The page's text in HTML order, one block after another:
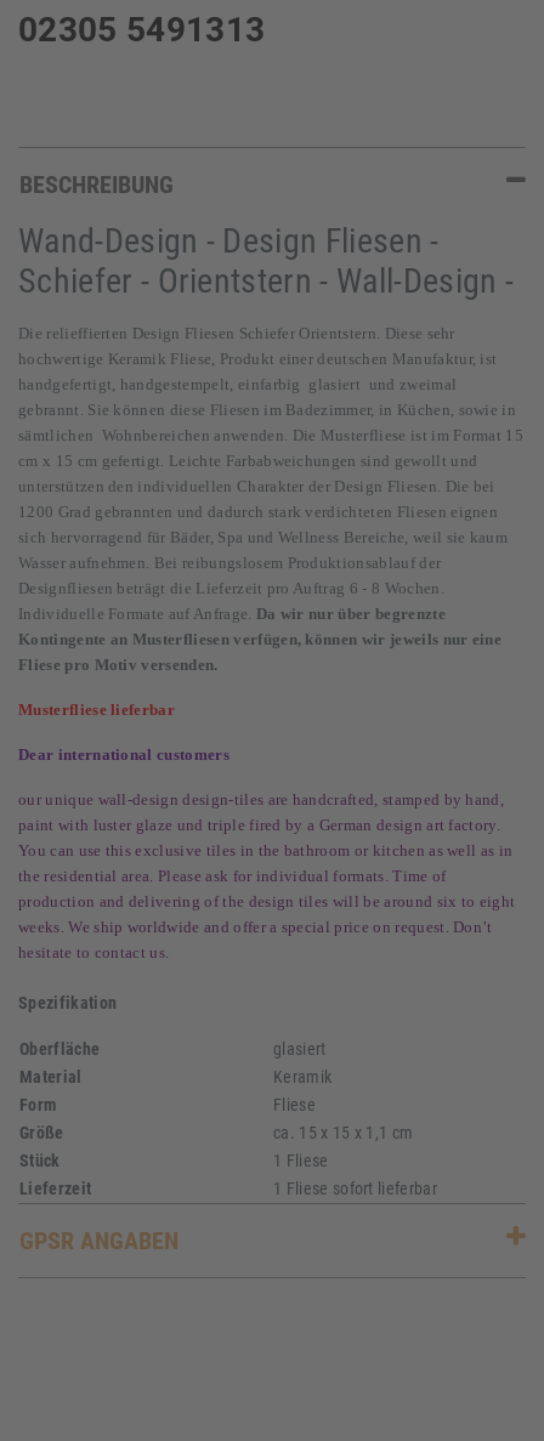
02305 5491313
BESCHREIBUNG
Wand-Design - Design Fliesen -
Schiefer - Orientstern - Wall-Design -
Die relieffierten Design Fliesen Schiefer Orientstern. Diese sehr
hochwertige Keramik Fliese, Produkt einer deutschen Manufaktur, ist
handgefertigt, handgestempelt, einfarbig glasiert und zweimal
gebrannt. Sie können diese Fliesen im Badezimmer, in Küchen, sowie in
sämtlichen Wohnbereichen anwenden. Die Musterfliese ist im Format 15
cm x 15 cm gefertigt. Leichte Farbabweichungen sind gewollt und
unterstützen den individuellen Charakter der Design Fliesen. Die bei
1200 Grad gebrannten und dadurch stark verdichteten Fliesen eignen
sich hervorragend für Bäder, Spa und Wellness Bereiche, weil sie kaum
Wasser aufnehmen. Bei reibungslosem Produktionsablauf der
Designfliesen beträgt die Lieferzeit pro Auftrag 6 - 8 Wochen.
Individuelle Formate auf Anfrage. Da wir nur über begrenzte
Kontingente an Musterfliesen verfügen, können wir jeweils nur eine
Fliese pro Motiv versenden.
Musterfliese lieferbar
Dear international customers
our unique wall-design design-tiles are handcrafted, stamped by hand,
paint with luster glaze und triple fired by a German design art factory.
You can use this exclusive tiles in the bathroom or kitchen as well as in
the residential area. Please ask for individual formats. Time of
production and delivering of the design tiles will be around six to eight
weeks. We ship worldwide and offer a special price on request. Don’t
hesitate to contact us.
Spezifikation
Oberfläche
glasiert
Material
Keramik
Form
Fliese
Größe
ca. 15 x 15 x 1,1 cm
Stück
1 Fliese
Lieferzeit
1 Fliese sofort lieferbar
GPSR ANGABEN